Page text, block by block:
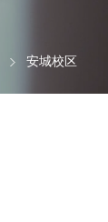
安城校区